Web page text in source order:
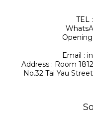
TEL
Email :
Address : Room
No.32 Tai Yau